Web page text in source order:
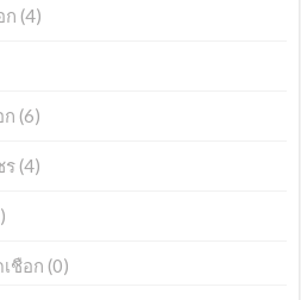
ก (4)
ก (6)
ร (4)
ชือก (0)